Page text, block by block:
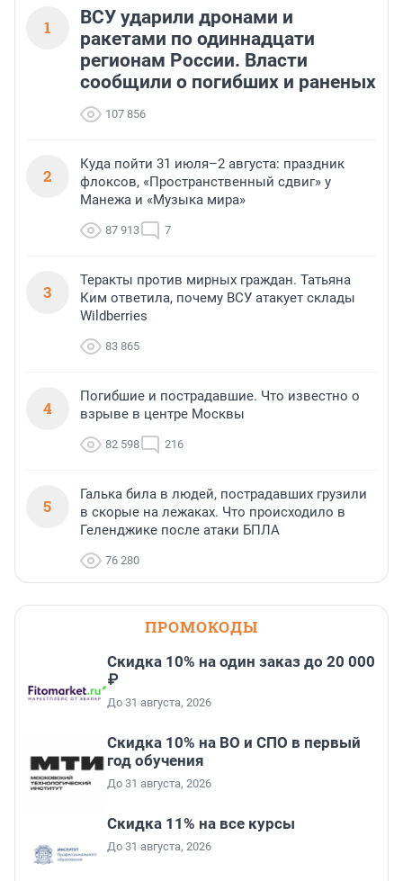
1
ВСУ ударили дронами и
ракетами по одиннадцати
регионам России. Власти
сообщили о погибших и раненых
107 856
2
Куда пойти 31 июля–2 августа: праздник
флоксов, «Пространственный сдвиг» у
Манежа и «Музыка мира»
87 913 7
3
Теракты против мирных граждан. Татьяна
Ким ответила, почему ВСУ атакует склады
Wildberries
83 865
4
Погибшие и пострадавшие. Что известно о
взрыве в центре Москвы
82 598 216
5
Галька била в людей, пострадавших грузили
в скорые на лежаках. Что происходило в
Геленджике после атаки БПЛА
76 280
ПРОМОКОДЫ
Скидка 10% на один заказ до 20 000
₽
До 31 августа, 2026
Скидка 10% на ВО и СПО в первый
год обучения
До 31 августа, 2026
Скидка 11% на все курсы
До 31 августа, 2026